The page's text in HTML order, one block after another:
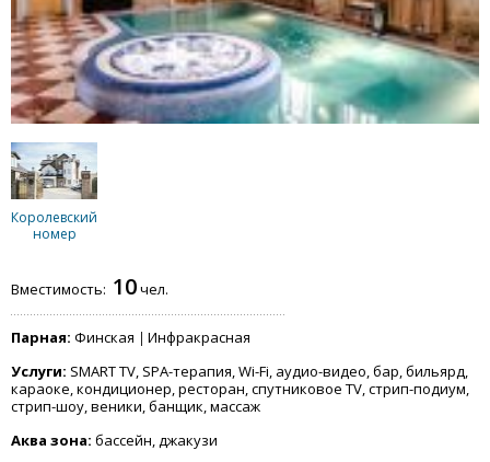
Королевский
номер
Вместимость: 10чел.
Парная: Финская
Инфракрасная
Услуги: SMART TV, SPA-терапия, Wi-Fi, аудио-видео, бар, бильярд,
караоке, кондиционер, ресторан, спутниковое TV, стрип-подиум,
стрип-шоу, веники, банщик, массаж
Аква зона: бассейн, джакузи